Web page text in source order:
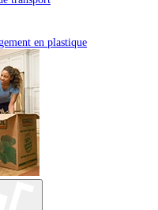
en plastique